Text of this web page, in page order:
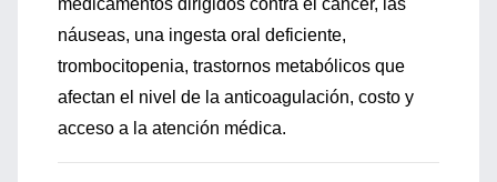
medicamentos dirigidos contra el cáncer, las
náuseas, una ingesta oral deficiente,
trombocitopenia, trastornos metabólicos que
afectan el nivel de la anticoagulación, costo y
acceso a la atención médica.